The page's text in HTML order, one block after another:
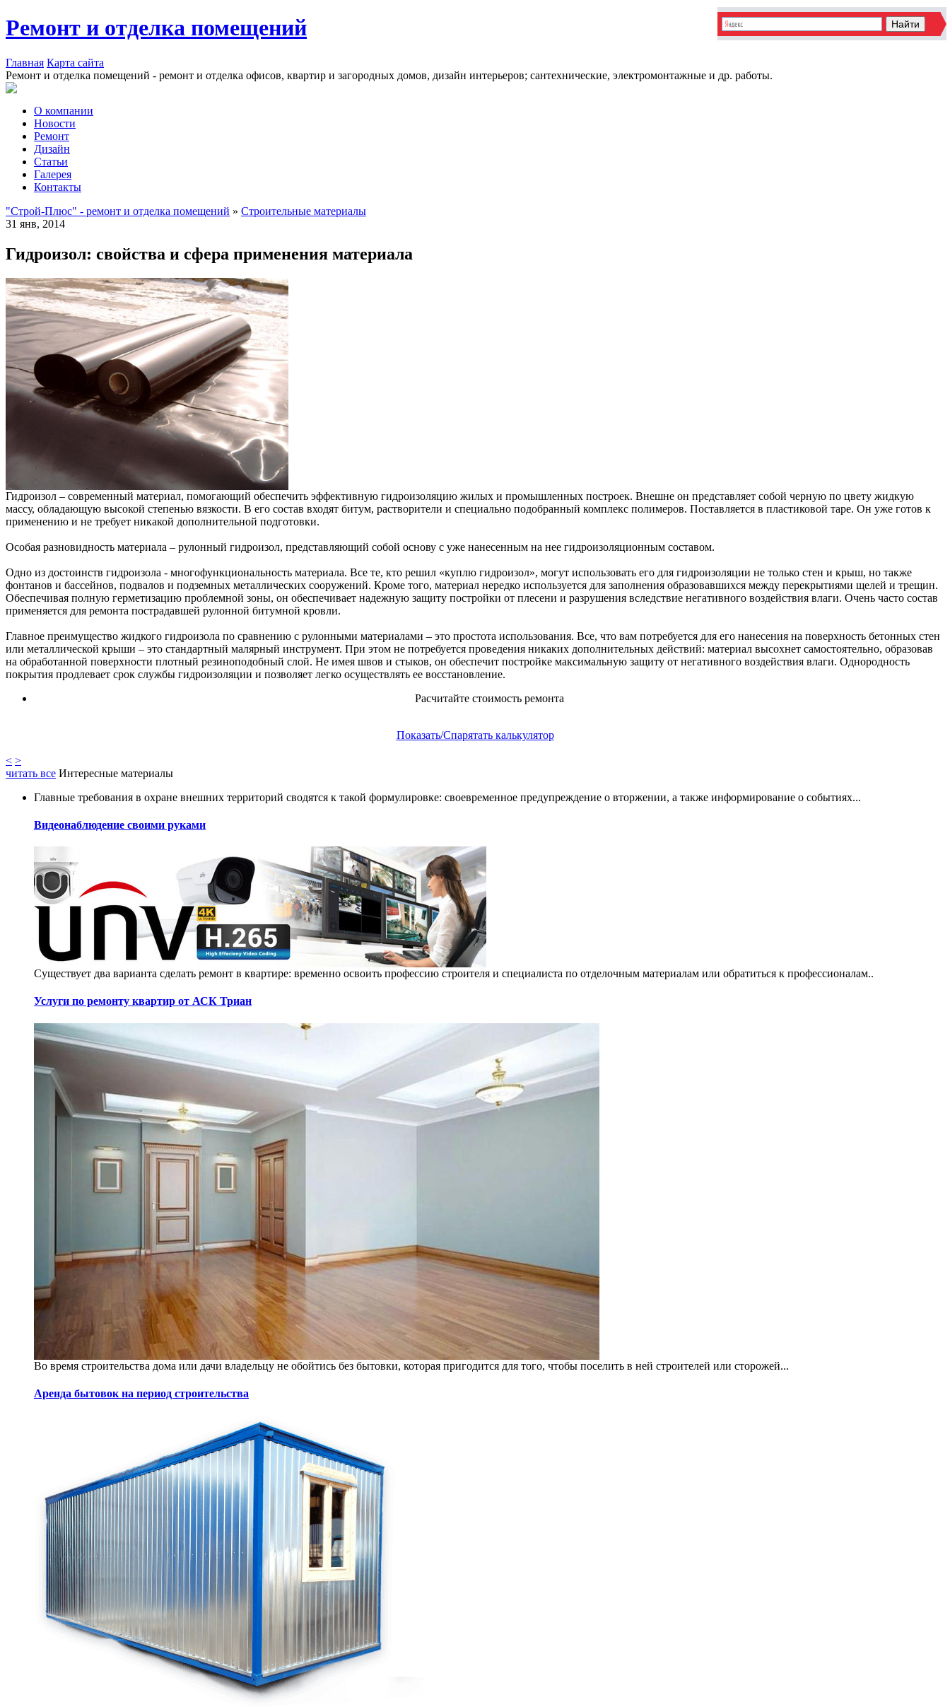
Ремонт и отделка помещений
Главная Карта сайта
Ремонт и отделка помещений - ремонт и отделка офисов, квартир и загородных домов, дизайн интерьеров; сантехнические, электромонтажные и др. работы.
О компании
Новости
Ремонт
Дизайн
Статьи
Галерея
Контакты
"Строй-Плюс" - ремонт и отделка помещений » Строительные материалы
31 янв, 2014
Гидроизол: свойства и сфера применения материала
Гидроизол – современный материал, помогающий обеспечить эффективную гидроизоляцию жилых и промышленных построек. Внешне он представляет собой черную по цвету жидкую
массу, обладающую высокой степенью вязкости. В его состав входят битум, растворители и специально подобранный комплекс полимеров. Поставляется в пластиковой таре. Он уже готов к
применению и не требует никакой дополнительной подготовки.
Особая разновидность материала – рулонный гидроизол, представляющий собой основу с уже нанесенным на нее гидроизоляционным составом.
Одно из достоинств гидроизола - многофункциональность материала. Все те, кто решил «куплю гидроизол», могут использовать его для гидроизоляции не только стен и крыш, но также
фонтанов и бассейнов, подвалов и подземных металлических сооружений. Кроме того, материал нередко используется для заполнения образовавшихся между перекрытиями щелей и трещин.
Обеспечивая полную герметизацию проблемной зоны, он обеспечивает надежную защиту постройки от плесени и разрушения вследствие негативного воздействия влаги. Очень часто состав
применяется для ремонта пострадавшей рулонной битумной кровли.
Главное преимущество жидкого гидроизола по сравнению с рулонными материалами – это простота использования. Все, что вам потребуется для его нанесения на поверхность бетонных стен
или металлической крыши – это стандартный малярный инструмент. При этом не потребуется проведения никаких дополнительных действий: материал высохнет самостоятельно, образовав
на обработанной поверхности плотный резиноподобный слой. Не имея швов и стыков, он обеспечит постройке максимальную защиту от негативного воздействия влаги. Однородность
покрытия продлевает срок службы гидроизоляции и позволяет легко осуществлять ее восстановление.
Расчитайте стоимость ремонта
Показать/Спарятать калькулятор
< >
читать все Интересные материалы
Главные требования в охране внешних территорий сводятся к такой формулировке: своевременное предупреждение о вторжении, а также информирование о событиях...
Видеонаблюдение своими руками
Существует два варианта сделать ремонт в квартире: временно освоить профессию строителя и специалиста по отделочным материалам или обратиться к профессионалам..
Услуги по ремонту квартир от АСК Триан
Во время строительства дома или дачи владельцу не обойтись без бытовки, которая пригодится для того, чтобы поселить в ней строителей или сторожей...
Аренда бытовок на период строительства